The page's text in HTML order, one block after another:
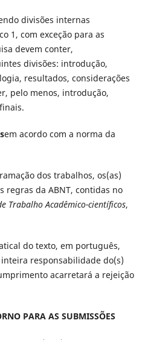
divisões internas
1, com exceção para as
devem conter,
divisões: introdução,
resultados, considerações
pelo menos, introdução,
em acordo com a norma da
dos trabalhos, os(as)
regras da ABNT, contidas no
Trabalho Acadêmico-científicos,
do texto, em português,
responsabilidade do(s)
acarretará a rejeição
PARA AS SUBMISSÕES